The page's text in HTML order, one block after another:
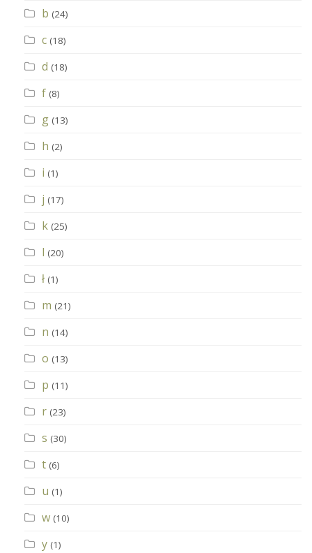
b (24)
c (18)
d (18)
f (8)
g (13)
h (2)
i (1)
j (17)
k (25)
l (20)
ł (1)
m (21)
n (14)
o (13)
p (11)
r (23)
s (30)
t (6)
u (1)
w (10)
y (1)